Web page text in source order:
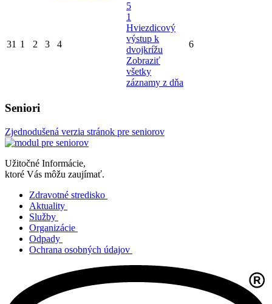
31 1 2 3 4
5
1
Hviezdicový
výstup k
dvojkrížu
Zobraziť
všetky
záznamy z dňa
6
Seniori
Zjednodušená verzia stránok pre seniorov
Užitočné Informácie,
ktoré Vás môžu zaujímať.
Zdravotné stredisko
Aktuality
Služby
Organizácie
Odpady
Ochrana osobných údajov